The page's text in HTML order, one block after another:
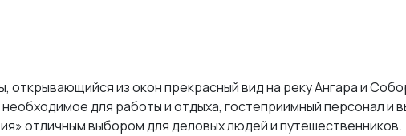
открывающийся из окон прекрасный вид на реку Ангара и
для работы и отдыха, гостеприимный персонал и
отличным выбором для деловых людей и путешественников.